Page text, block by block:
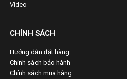
Video
CHÍNH SÁCH
Hướng dẫn đặt hàng
Chính sách bảo hành
Chính sách mua hàng